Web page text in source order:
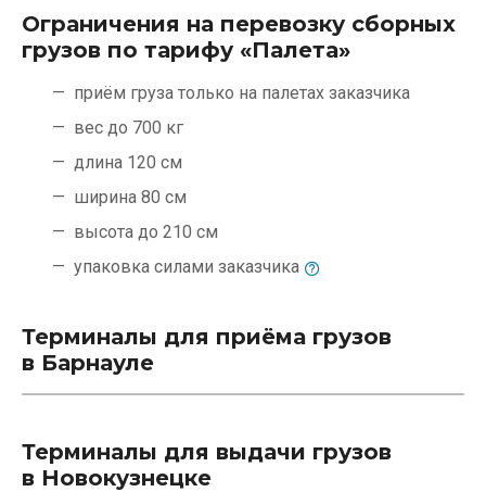
Ограничения на перевозку сборных
грузов по тарифу «Палета»
приём груза только на палетах заказчика
вес до 700 кг
длина 120 см
ширина 80 см
высота до 210 см
упаковка силами заказчика
Терминалы для приёма грузов
в Барнауле
Терминалы для выдачи грузов
в Новокузнецке